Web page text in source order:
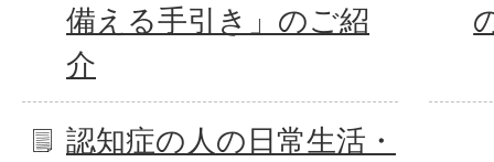
備える手引き」のご紹
介
認知症の人の日常生活・